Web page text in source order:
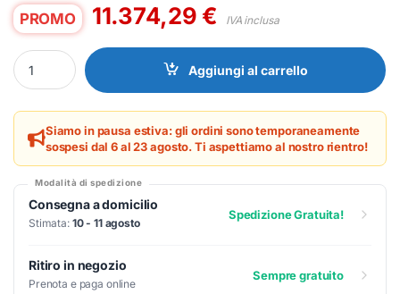
PROMO 11.374,29€ IVA inclusa
Server Rack HPE ProLiant DL380 Gen11 Xeon Silver 4510 64GB
Aggiungi al carrello
Siamo in pausa estiva: gli ordini sono temporaneamente
sospesi dal 6 al 23 agosto. Ti aspettiamo al nostro rientro!
Modalità di spedizione
Consegna a domicilio
Stimata: 10 - 11 agosto
Spedizione Gratuita!
Ritiro in negozio
Prenota e paga online
Sempre gratuito